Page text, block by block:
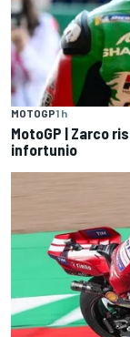
MOTOGP1 h
MotoGP | Zarco
infortunio